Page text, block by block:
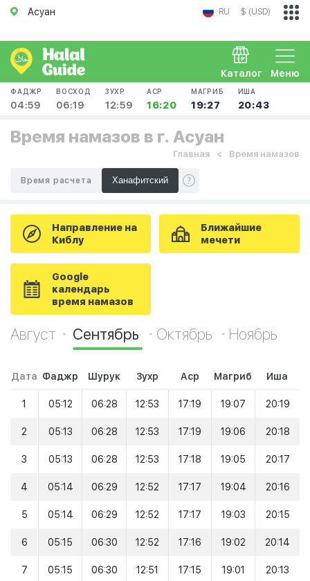
Асуан RU $ (USD)
Меню
Каталог
ФАДЖР
04:59
ВОСХОД
06:19
ЗУХР
12:59
АСР
16:20
МАГРИБ
19:27
ИША
20:43
Время намазов в г. Асуан
Главная Время намазов
Время расчета
Направление на
Киблу
Ближайшие
мечети
Google
календарь
время намазов
Август Сентябрь Октябрь Ноябрь
Дата Фаджр Шурук Зухр Аср Магриб Иша
1 05:12 06:28 12:53 17:19 19:07 20:19
2 05:13 06:28 12:53 17:19 19:06 20:18
3 05:13 06:28 12:53 17:18 19:05 20:17
4 05:14 06:29 12:52 17:17 19:04 20:16
5 05:14 06:29 12:52 17:17 19:03 20:15
6 05:15 06:30 12:52 17:16 19:02 20:14
7 05:15 06:30 12:51 17:15 19:01 20:13